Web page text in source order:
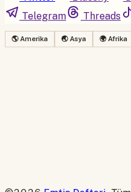
Telegram
Threads
🌎 Amerika 🌏 Asya 🌍 Afrika